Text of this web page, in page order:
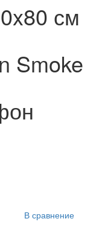
см
Smoke
В сравнение